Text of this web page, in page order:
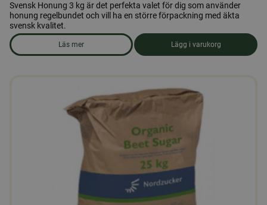
Svensk Honung 3 kg är det perfekta valet för dig som använder
honung regelbundet och vill ha en större förpackning med äkta
svensk kvalitet.
Läs mer
om produkten Honung 3 kg.
Lägg i varukorg